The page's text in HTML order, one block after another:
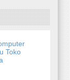
Toko